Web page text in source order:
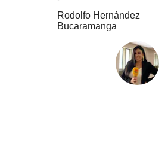
Rodolfo Hernández
Bucaramanga